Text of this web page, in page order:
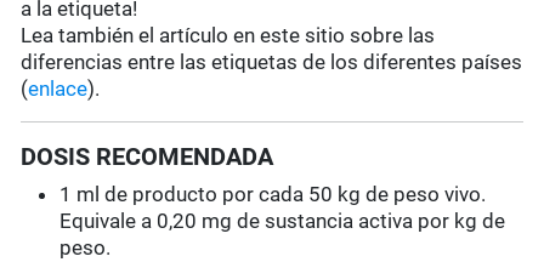
a la etiqueta!
Lea también el artículo en este sitio sobre las
diferencias entre las etiquetas de los diferentes países
(enlace).
DOSIS RECOMENDADA
1 ml de producto por cada 50 kg de peso vivo.
Equivale a 0,20 mg de sustancia activa por kg de
peso.